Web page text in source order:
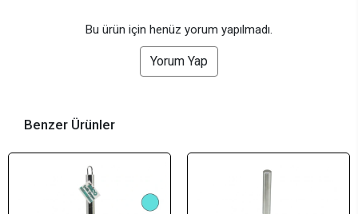
Bu ürün için henüz yorum yapılmadı.
Yorum Yap
Benzer Ürünler